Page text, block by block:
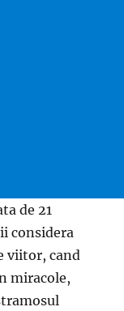
de 21
considera
viitor, cand
miracole,